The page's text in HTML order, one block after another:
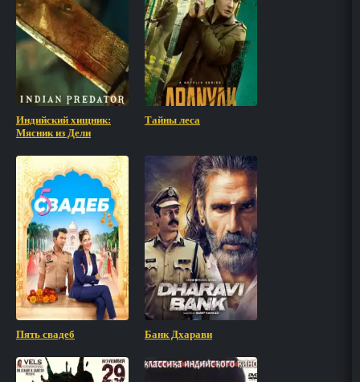
Индийский хищник:
Мясник из Дели
Тайны леса
Пять свадеб Банк Дхарави